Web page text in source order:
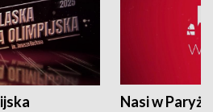
Nasi w Paryżu